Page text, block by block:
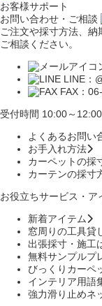
お客様サポート
お問い合わせ・ご相談
ご注文や採寸方法、
ご相談ください。
LINE：
FAX：
受付時間 10:00～
よくあるお問い
お手入れ方法
カーペットの採
カーテンの採寸
お役立ちサービス・ア
新着アイテム
窓周りの工具貸
出張採寸・施工
無料サンプルプ
びっくりカーペ
インテリア用語
強力滑り止めネ